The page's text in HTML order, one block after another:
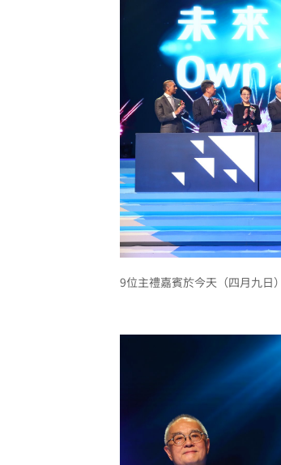
9位主禮嘉賓於今天（四月九日